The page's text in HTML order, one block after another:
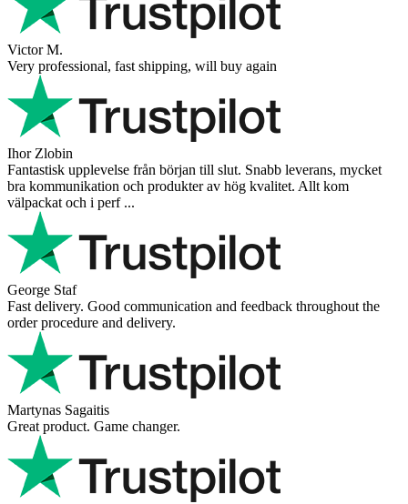
Victor M.
Very professional, fast shipping, will buy again
Ihor Zlobin
Fantastisk upplevelse från början till slut. Snabb leverans, mycket
bra kommunikation och produkter av hög kvalitet. Allt kom
välpackat och i perf ...
George Staf
Fast delivery. Good communication and feedback throughout the
order procedure and delivery.
Martynas Sagaitis
Great product. Game changer.